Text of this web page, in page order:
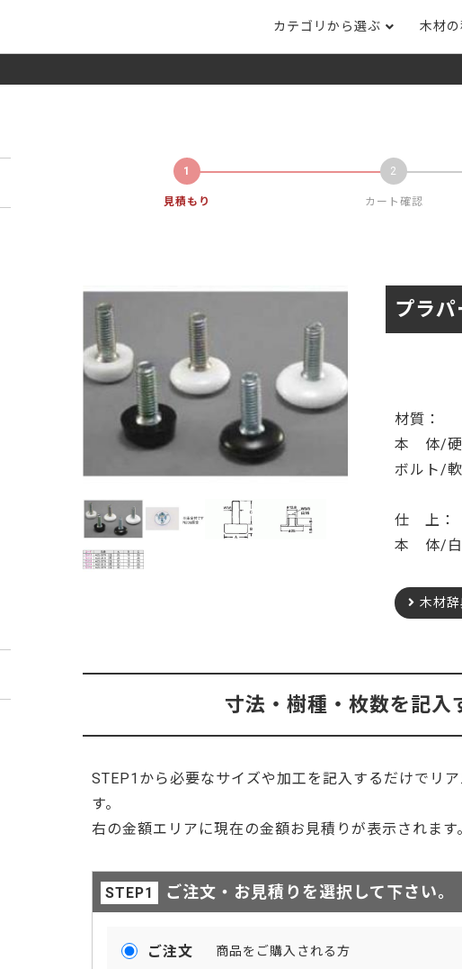
カテゴリから選ぶ
集成材フリーカット 床材
オリジナル商品
アウトレット天板
木材
ラジアタ
のみ）
ブビンガ
ピーラー（米松）
低圧メラミン（心材：パ
ーティクルボード)
ニヤトー
米タモ/ホ
ュ
ノースパ
クルミ
アカシア 山桜
見積もり カート確認
プラ
材質：
本 体/硬
ボルト/
仕 上：
本 体/白
木材辞
寸法・樹種・枚数を記入
STEP1から必要なサイズや加工を記入するだけでリ
す。
右の金額エリアに現在の金額お見積りが表示されます
ご注文・お見積りを選択して下さい。
ご注文 商品をご購入される方